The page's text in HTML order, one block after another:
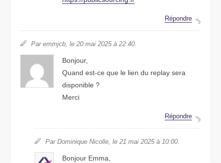
Répondre
Par emmjcb, le 20 mai 2025 à 22:40.
Bonjour,
Quand est-ce que le lien du replay sera
disponible ?
Merci
Répondre
Par Dominique Nicolle, le 21 mai 2025 à 10:00.
Bonjour Emma,